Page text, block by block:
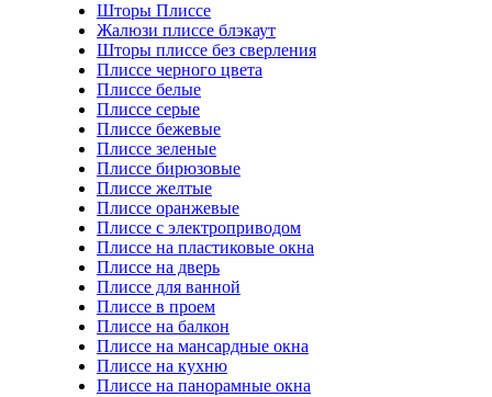
Шторы Плиссе
Жалюзи плиссе блэкаут
Шторы плиссе без сверления
Плиссе черного цвета
Плиссе белые
Плиссе серые
Плиссе бежевые
Плиссе зеленые
Плиссе бирюзовые
Плиссе желтые
Плиссе оранжевые
Плиссе с электроприводом
Плиссе на пластиковые окна
Плиссе на дверь
Плиссе для ванной
Плиссе в проем
Плиссе на балкон
Плиссе на мансардные окна
Плиссе на кухню
Плиссе на панорамные окна